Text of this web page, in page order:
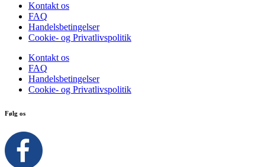
Kontakt os
FAQ
Handelsbetingelser
Cookie- og Privatlivspolitik
Kontakt os
FAQ
Handelsbetingelser
Cookie- og Privatlivspolitik
Følg os